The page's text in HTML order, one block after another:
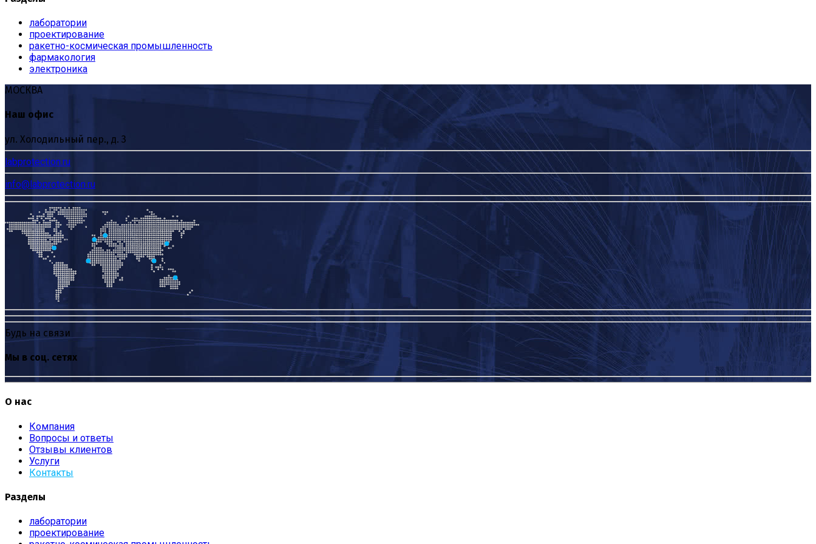
лаборатории
проектирование
ракетно-космическая промышленность
фармакология
электроника
МОСКВА
Наш офис
ул. Холодильный пер., д. 3
labprotection.ru
info@labprotection.ru
Будь на связи
Мы в соц. сетях
О нас
Компания
Вопросы и ответы
Отзывы клиентов
Услуги
Контакты
Разделы
лаборатории
проектирование